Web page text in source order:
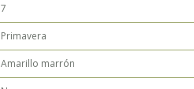
7
Primavera
Amarillo marrón